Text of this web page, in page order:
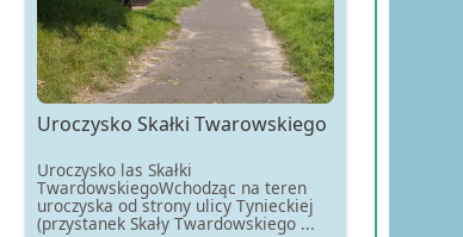
Uroczysko Skałki Twarowskiego
Uroczysko las Skałki
TwardowskiegoWchodząc na teren
uroczyska od strony ulicy Tynieckiej
(przystanek Skały Twardowskiego ...